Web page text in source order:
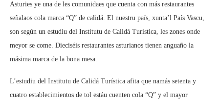
Asturies ye una de les comunidaes que cuenta con más restaurantes
señalaos cola marca “Q” de calidá. El nuestru país, xunta’l País Vascu,
son según un estudiu del Institutu de Calidá Turística, les zones onde
meyor se come. Dieciséis restaurantes asturianos tienen anguaño la
másima marca de la bona mesa.
L’estudiu del Institutu de Calidá Turística afita que namás setenta y
cuatro establecimientos de tol estáu cuenten cola “Q” y el mayor